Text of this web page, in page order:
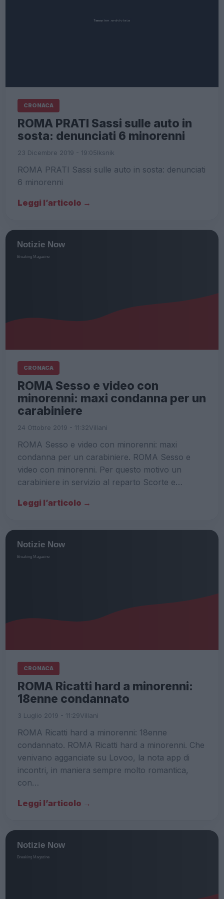
CRONACA
ROMA PRATI Sassi sulle auto in
sosta: denunciati 6 minorenni
23 Dicembre 2019 - 19:05Iksnik
ROMA PRATI Sassi sulle auto in sosta: denunciati
6 minorenni
Leggi l’articolo →
CRONACA
ROMA Sesso e video con
minorenni: maxi condanna per un
carabiniere
24 Ottobre 2019 - 11:32Villani
ROMA Sesso e video con minorenni: maxi
condanna per un carabiniere. ROMA Sesso e
video con minorenni. Per questo motivo un
carabiniere in servizio al reparto Scorte e…
Leggi l’articolo →
CRONACA
ROMA Ricatti hard a minorenni:
18enne condannato
3 Luglio 2019 - 11:29Villani
ROMA Ricatti hard a minorenni: 18enne
condannato. ROMA Ricatti hard a minorenni. Che
venivano agganciate su Lovoo, la nota app di
incontri, in maniera sempre molto romantica,
con…
Leggi l’articolo →